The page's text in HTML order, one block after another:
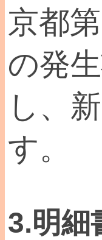
京都
の発
し、
す。
3.明細